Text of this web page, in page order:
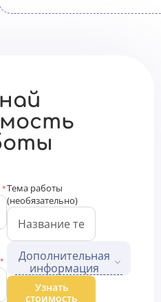
*
*
Тема работы
(необязательно)
Дополнительная
информация
Дополнительные файлы
Узнать
стоимость